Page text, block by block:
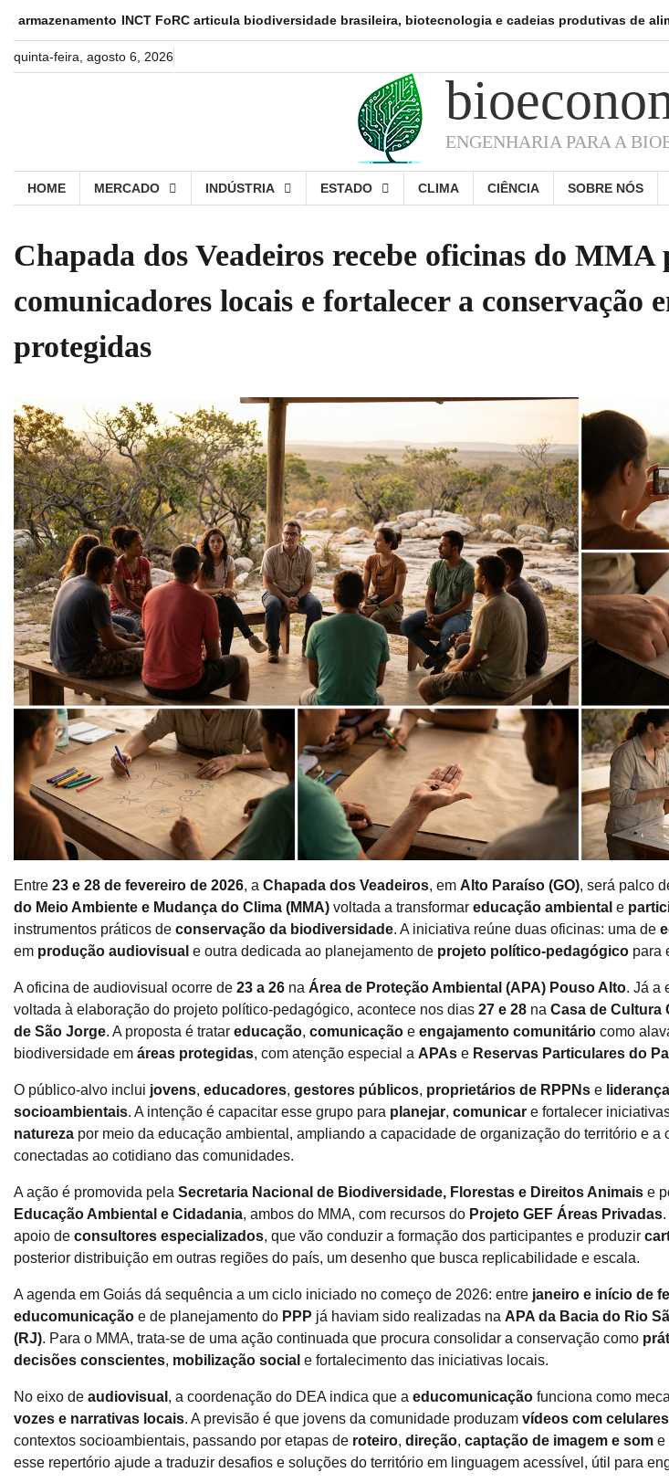
content
INCT FoRC articula biodiversidade brasileira, biotecnologia e cadeias produtivas de alimentos
quinta-feira, agosto 6, 2026
ENGENHARIA PARA A
HOME MERCADO INDÚSTRIA ESTADO CLIMA CIÊNCIA SOBRE NÓS
Chapada dos Veadeiros recebe oficinas do
comunicadores locais e fortalecer a conservação
protegidas
Entre 23 e 28 de fevereiro de 2026, a Chapada dos Veadeiros, em Alto Paraíso (GO), será palco
do Meio Ambiente e Mudança do Clima (MMA) voltada a transformar educação ambiental e
instrumentos práticos de conservação da biodiversidade. A iniciativa reúne duas oficinas: uma de
em produção audiovisual e outra dedicada ao planejamento de projeto político-pedagógico para
A oficina de audiovisual ocorre de 23 a 26 na Área de Proteção Ambiental (APA) Pouso Alto. Já a
voltada à elaboração do projeto político-pedagógico, acontece nos dias 27 e 28 na Casa de Cultura
de São Jorge. A proposta é tratar educação, comunicação e engajamento comunitário como
biodiversidade em áreas protegidas, com atenção especial a APAs e Reservas Particulares do
O público-alvo inclui jovens, educadores, gestores públicos, proprietários de RPPNs e
socioambientais. A intenção é capacitar esse grupo para planejar, comunicar e fortalecer
natureza por meio da educação ambiental, ampliando a capacidade de organização do território e a
conectadas ao cotidiano das comunidades.
A ação é promovida pela Secretaria Nacional de Biodiversidade, Florestas e Direitos Animais e
Educação Ambiental e Cidadania, ambos do MMA, com recursos do Projeto GEF Áreas Privadas
apoio de consultores especializados, que vão conduzir a formação dos participantes e produzir
posterior distribuição em outras regiões do país, um desenho que busca replicabilidade e escala.
A agenda em Goiás dá sequência a um ciclo iniciado no começo de 2026: entre janeiro e início de
educomunicação e de planejamento do PPP já haviam sido realizadas na APA da Bacia do Rio
(RJ). Para o MMA, trata-se de uma ação continuada que procura consolidar a conservação como
decisões conscientes, mobilização social e fortalecimento das iniciativas locais.
No eixo de audiovisual , a coordenação do DEA indica que a educomunicação funciona como
vozes e narrativas locais. A previsão é que jovens da comunidade produzam vídeos com celulares
contextos socioambientais, passando por etapas de roteiro, direção, captação de imagem e som e
esse repertório ajude a traduzir desafios e soluções do território em linguagem acessível, útil para
Eventos E
LibTalks
Palmas com
residual,
para inovação